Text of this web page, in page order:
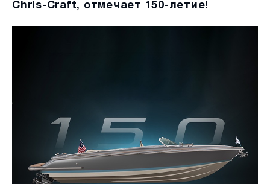
Chris-Craft, отмечает 150-летие!